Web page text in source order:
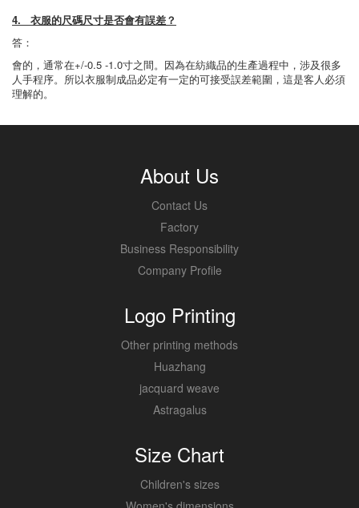
4. 衣服的尺碼尺寸是否會有誤差？
答：
會的，通常在+/-0.5 -1.0寸之間。因為在紡織品的生產過程中，涉及很多
人手程序。所以衣服制成品必定有一定的可接受誤差範圍，這是客人必須
理解的。
About Us
Contact Us
Factory
Business Responsibility
Company Profile
Logo Printing
Other printing methods
Huazhang
jacquard weave
Astragalus
Size Chart
Children's sizes